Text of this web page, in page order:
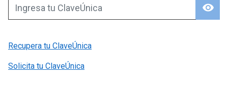
visibility
Ingresa tu ClaveÚnica
Recupera tu ClaveÚnica
Solicita tu ClaveÚnica